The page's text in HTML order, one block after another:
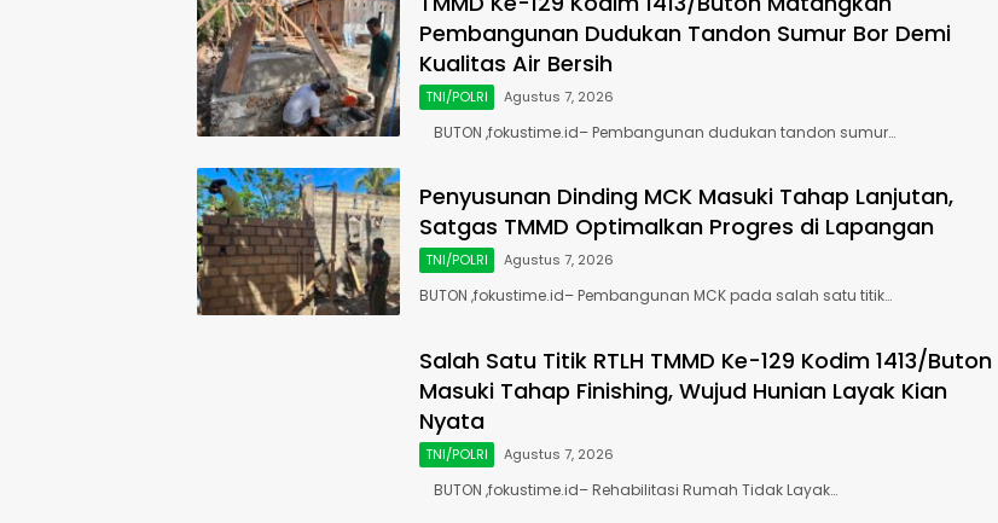
Pembangunan Dudukan Tandon Sumur Bor Demi
Kualitas Air Bersih
TNI/POLRI Agustus 7, 2026
BUTON ,fokustime.id– Pembangunan dudukan tandon sumur…
Penyusunan Dinding MCK Masuki Tahap Lanjutan,
Satgas TMMD Optimalkan Progres di Lapangan
TNI/POLRI Agustus 7, 2026
BUTON ,fokustime.id– Pembangunan MCK pada salah satu titik…
Salah Satu Titik RTLH TMMD Ke-129 Kodim 1413/Buton
Masuki Tahap Finishing, Wujud Hunian Layak Kian
Nyata
TNI/POLRI Agustus 7, 2026
BUTON ,fokustime.id– Rehabilitasi Rumah Tidak Layak…